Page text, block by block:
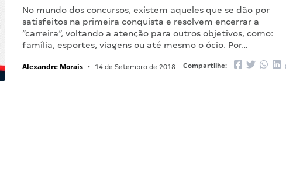
No mundo dos concursos, existem aqueles que se dão por
satisfeitos na primeira conquista e resolvem encerrar a
“carreira”, voltando a atenção para outros objetivos, como:
família, esportes, viagens ou até mesmo o ócio. Por…
Alexandre Morais • 14 de Setembro de 2018 Compartilhe: